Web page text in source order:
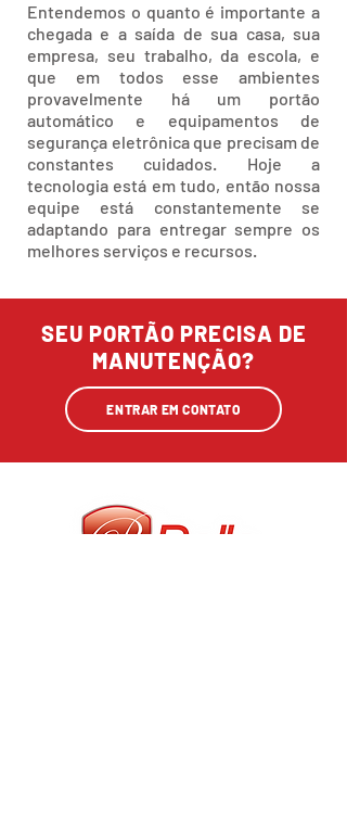
Entendemos o quanto é importante a
chegada e a saída de sua casa, sua
empresa, seu trabalho, da escola, e
que em todos esse ambientes
provavelmente há um portão
automático e equipamentos de
segurança eletrônica que precisam de
constantes cuidados. Hoje a
tecnologia está em tudo, então nossa
equipe está constantemente se
adaptando para entregar sempre os
melhores serviços e recursos.
SEU PORTÃO PRECISA DE
MANUTENÇÃO?
ENTRAR EM CONTATO